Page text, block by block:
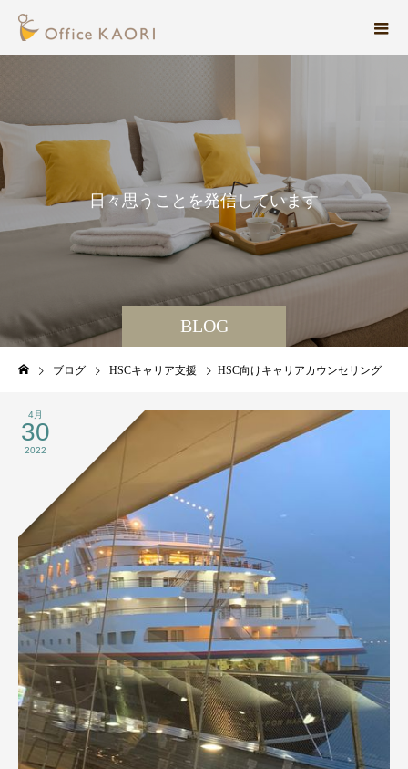
BLOG
日々思うことを発信しています。
ブログ HSCキャリア支援 HSC向けキャリアカウンセリング
4月
30
2022